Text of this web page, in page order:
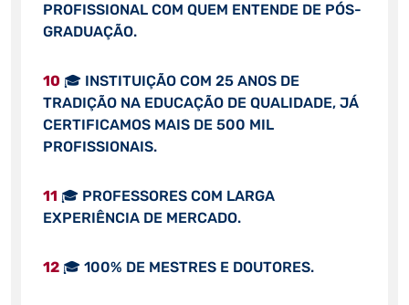
PROFISSIONAL COM QUEM ENTENDE DE PÓS-
GRADUAÇÃO.
10 🎓 INSTITUIÇÃO COM 25 ANOS DE
TRADIÇÃO NA EDUCAÇÃO DE QUALIDADE, JÁ
CERTIFICAMOS MAIS DE 500 MIL
PROFISSIONAIS.
11 🎓 PROFESSORES COM LARGA
EXPERIÊNCIA DE MERCADO.
12🎓 100% DE MESTRES E DOUTORES.